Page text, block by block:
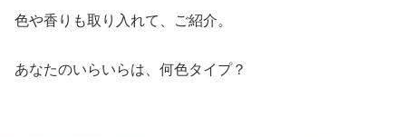
色や香りも取り入れて、ご紹介。
あなたのいらいらは、何色タイプ？